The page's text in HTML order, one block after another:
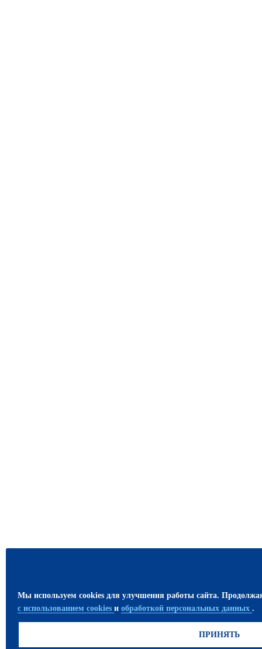
Мы используем cookies для улучшения работы сайта.
с использованием cookies и обработкой персональных данных .
ПРИНЯТЬ